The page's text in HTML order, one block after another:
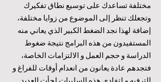
مختلفة تساعدك على توسيع نطاق تفكيرك
وتجعلك تنظر إلى الموضوع من زوايا مختلفة،
إضافة لهذا نجد الضغط الكبير الذي يعاني منه
المستفيدون من هذه البرامج نتيجة ضغوط
الدراسة و حجم العمل و الالتزامات الخاصة،
فتجدهم عادة يعانون من انعدام أوقات للفراغ و